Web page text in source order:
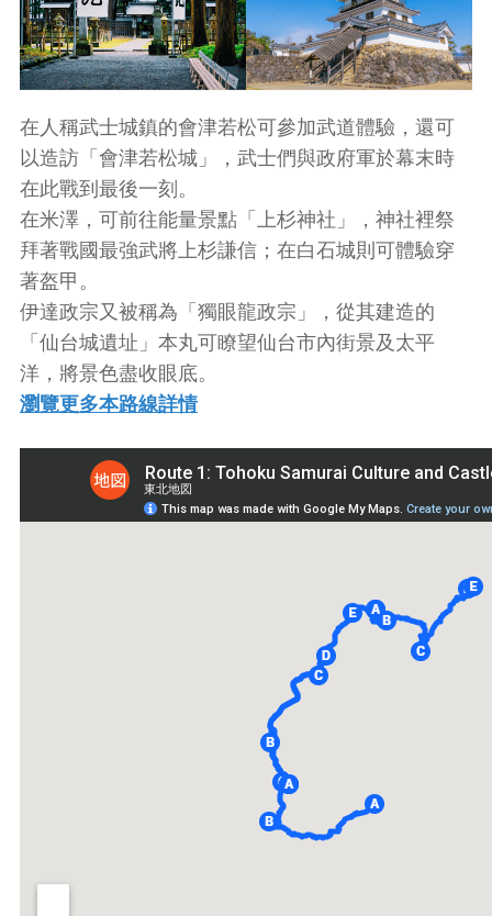
在人稱武士城鎮的會津若松可參加武道體驗，還可
以造訪「會津若松城」，武士們與政府軍於幕末時
在此戰到最後一刻。
在米澤，可前往能量景點「上杉神社」，神社裡祭
拜著戰國最強武將上杉謙信；在白石城則可體驗穿
著盔甲。
伊達政宗又被稱為「獨眼龍政宗」，從其建造的
「仙台城遺址」本丸可瞭望仙台市內街景及太平
洋，將景色盡收眼底。
瀏覽更多本路線詳情